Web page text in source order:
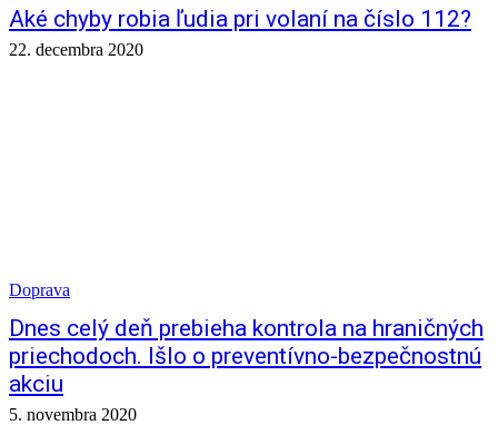
Aké chyby robia ľudia pri volaní na číslo 112?
22. decembra 2020
Doprava
Dnes celý deň prebieha kontrola na hraničných
priechodoch. Išlo o preventívno-bezpečnostnú
akciu
5. novembra 2020